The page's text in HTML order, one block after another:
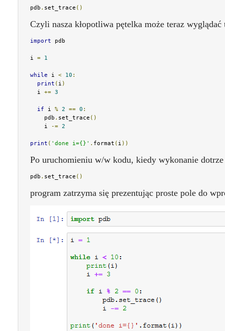
pdb . set_trace ()
Czyli nasza kłopotliwa pętelka może teraz wyglądać
import pdb
i = 1
while i < 10 :
print ( i )
  i
+= 3
if i % 2 == 0 :
    pdb
. set_trace ()
    i
-= 2
print ( 'done i={}' . format ( i ))
Po uruchomieniu w/w kodu, kiedy wykonanie
pdb . set_trace ()
program zatrzyma się prezentując proste pole do